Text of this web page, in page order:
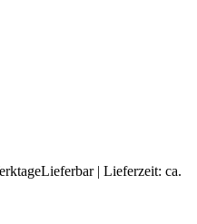
Lieferbar | Lieferzeit: ca.